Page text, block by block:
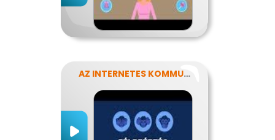
AZ INTERNETES KOMMUNIKÁCIÓ NÉHÁNY SAJÁTOSSÁGA